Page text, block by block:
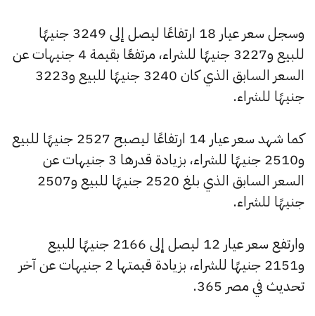
وسجل سعر عيار 18 ارتفاعًا ليصل إلى 3249 جنيهًا
للبيع و3227 جنيهًا للشراء، مرتفعًا بقيمة 4 جنيهات عن
السعر السابق الذي كان 3240 جنيهًا للبيع و3223
جنيهًا للشراء.
كما شهد سعر عيار 14 ارتفاعًا ليصبح 2527 جنيهًا للبيع
و2510 جنيهًا للشراء، بزيادة قدرها 3 جنيهات عن
السعر السابق الذي بلغ 2520 جنيهًا للبيع و2507
جنيهًا للشراء.
وارتفع سعر عيار 12 ليصل إلى 2166 جنيهًا للبيع
و2151 جنيهًا للشراء، بزيادة قيمتها 2 جنيهات عن آخر
تحديث في مصر 365.